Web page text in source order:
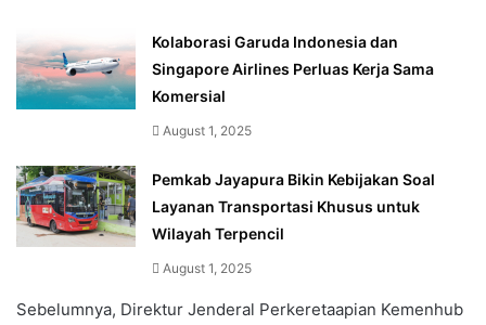
Kolaborasi Garuda Indonesia dan
Singapore Airlines Perluas Kerja Sama
Komersial
August 1, 2025
Pemkab Jayapura Bikin Kebijakan Soal
Layanan Transportasi Khusus untuk
Wilayah Terpencil
August 1, 2025
Sebelumnya, Direktur Jenderal Perkeretaapian Kemenhub